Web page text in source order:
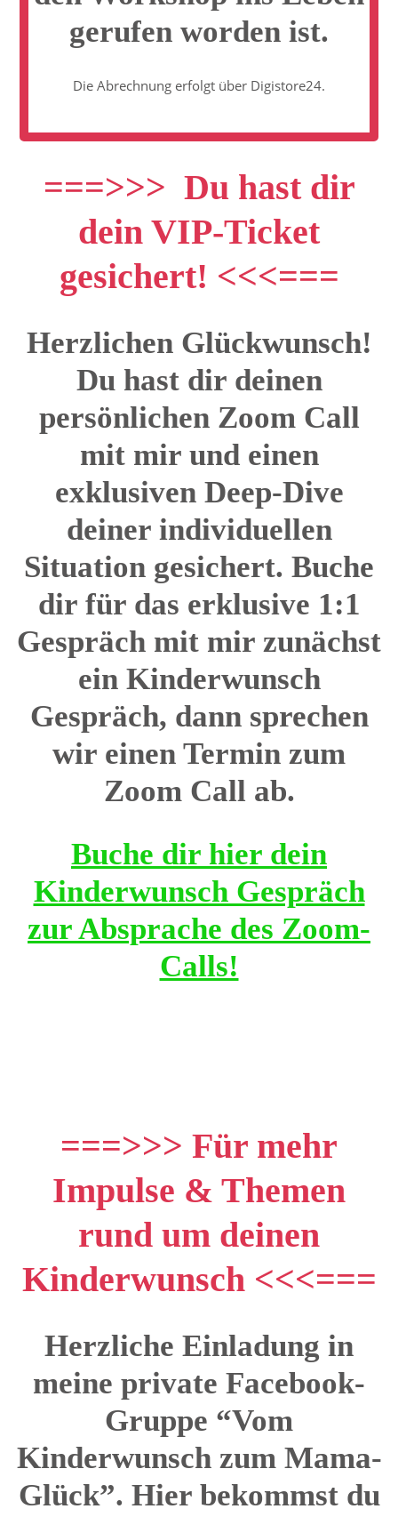
gerufen worden ist.
Die Abrechnung erfolgt über Digistore24.
===>>> Du hast dir
dein VIP-Ticket
gesichert! <<<===
Herzlichen Glückwunsch!
Du hast dir deinen
persönlichen Zoom Call
mit mir und einen
exklusiven Deep-Dive
deiner individuellen
Situation gesichert. Buche
dir für das erklusive 1:1
Gespräch mit mir zunächst
ein Kinderwunsch
Gespräch, dann sprechen
wir einen Termin zum
Zoom Call ab.
Buche dir hier dein
Kinderwunsch Gespräch
zur Absprache des Zoom-
Calls!
===>>> Für mehr
Impulse & Themen
rund um deinen
Kinderwunsch <<<===
Herzliche Einladung in
meine private Facebook-
Gruppe “Vom
Kinderwunsch zum Mama-
Glück”. Hier bekommst du